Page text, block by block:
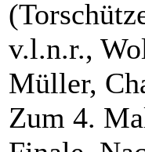
v.l.n.r.,
Müller,
Zum 4.